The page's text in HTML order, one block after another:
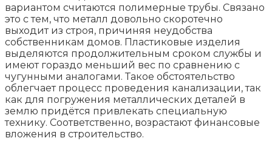
вариантом считаются полимерные трубы. Связано
это с тем, что металл довольно скоротечно
выходит из строя, причиняя неудобства
собственникам домов. Пластиковые изделия
выделяются продолжительным сроком службы и
имеют гораздо меньший вес по сравнению с
чугунными аналогами. Такое обстоятельство
облегчает процесс проведения канализации, так
как для погружения металлических деталей в
землю придётся привлекать специальную
технику. Соответственно, возрастают финансовые
вложения в строительство.